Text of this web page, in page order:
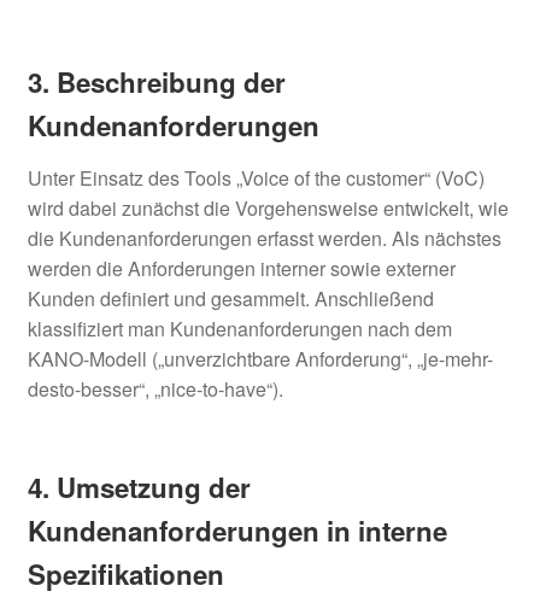
3. Beschreibung der
Kundenanforderungen
Unter Einsatz des Tools „Voice of the customer“ (VoC)
wird dabei zunächst die Vorgehensweise entwickelt, wie
die Kundenanforderungen erfasst werden. Als nächstes
werden die Anforderungen interner sowie externer
Kunden definiert und gesammelt. Anschließend
klassifiziert man Kundenanforderungen nach dem
KANO-Modell („unverzichtbare Anforderung“, „je-mehr-
desto-besser“, „nice-to-have“).
4. Umsetzung der
Kundenanforderungen in interne
Spezifikationen